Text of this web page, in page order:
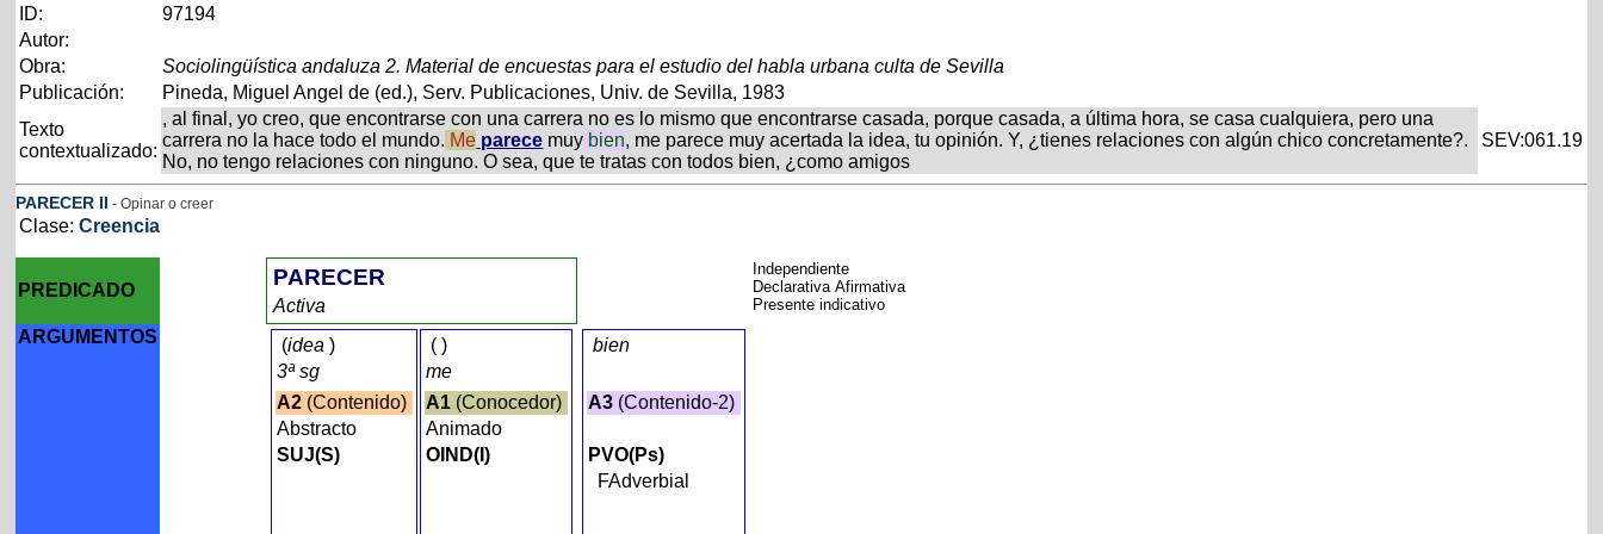
ID:
97194
Autor:
Obra:
Sociolingüística andaluza 2. Material de encuestas para el estudio del habla urbana culta de Sevilla
Publicación:
Pineda, Miguel Angel de (ed.), Serv. Publicaciones, Univ. de Sevilla, 1983
Texto
contextualizado:
, al final, yo creo, que encontrarse con una carrera no es lo mismo que encontrarse casada, porque casada, a última hora, se casa cualquiera, pero una
carrera no la hace todo el mundo. Me parece muy bien, me parece muy acertada la idea, tu opinión. Y, ¿tienes relaciones con algún chico concretamente?.
No, no tengo relaciones con ninguno. O sea, que te tratas con todos bien, ¿como amigos
SEV:061.19
PARECER II - Opinar o creer
Clase:Creencia
PREDICADO
PARECER
Activa
Independiente
Declarativa Afirmativa
Presente indicativo
ARGUMENTOS (idea )
3ª sg
A2 (Contenido)
Abstracto
SUJ(S)
( )
me
A1 (Conocedor)
Animado
OIND(I)
bien
A3 (Contenido-2)
PVO(Ps)
FAdverbial